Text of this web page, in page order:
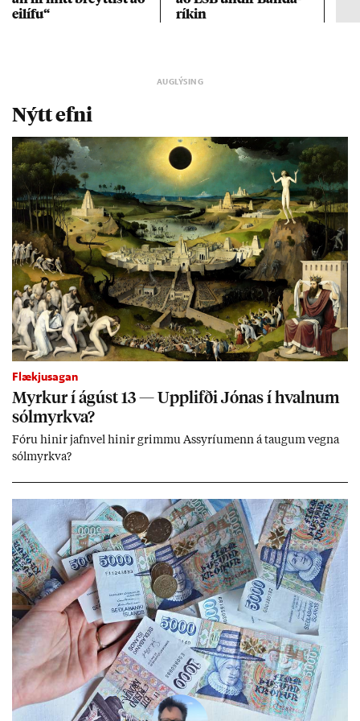
ei­lífu“
rík­in
Nýtt efni
Flækjusagan
Myrk­ur í ág­úst 13 — Upp­lifði Jón­as í hvaln­um
sól­myrkva?
Fóru hinir jafn­vel hinir grimmu Ass­yríu­menn á taug­um vegna
sól­myrkva?